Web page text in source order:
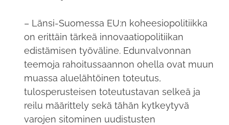
– Länsi-Suomessa EU:n koheesiopolitiikka
on erittäin tärkeä innovaatiopolitiikan
edistämisen työväline. Edunvalvonnan
teemoja rahoitussaannon ohella ovat muun
muassa aluelähtöinen toteutus,
tulosperusteisen toteutustavan selkeä ja
reilu määrittely sekä tähän kytkeytyvä
varojen sitominen uudistusten